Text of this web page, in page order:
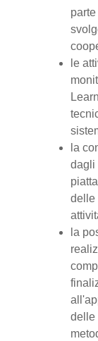
le
la
dagli
delle
la
delle